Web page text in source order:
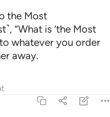
the Most
“What is ‘the Most
whatever you order
away.